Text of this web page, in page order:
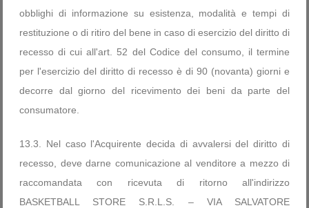
obblighi di informazione su esistenza, modalità e tempi di
restituzione o di ritiro del bene in caso di esercizio del diritto di
recesso di cui all'art. 52 del Codice del consumo, il termine
per l'esercizio del diritto di recesso è di 90 (novanta) giorni e
decorre dal giorno del ricevimento dei beni da parte del
consumatore.
13.3. Nel caso l'Acquirente decida di avvalersi del diritto di
recesso, deve darne comunicazione al venditore a mezzo di
raccomandata con ricevuta di ritorno all'indirizzo
BASKETBALL STORE S.R.L.S. – VIA SALVATORE